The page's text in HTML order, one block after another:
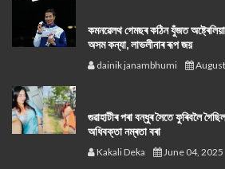
কমনৱেলথ গেমছৰ কঠিন যুঁজত
অসম কন্যা, লাভলীনাৰ ৰূপ জয়
dainik janambhumi
গুৱাহাটীৰ পৰা বন্ধুৰ সৈতে ফুৰিবলৈ
অধিবক্তা নম্ৰতা বৰা
Kakali Deka June 04, 2025